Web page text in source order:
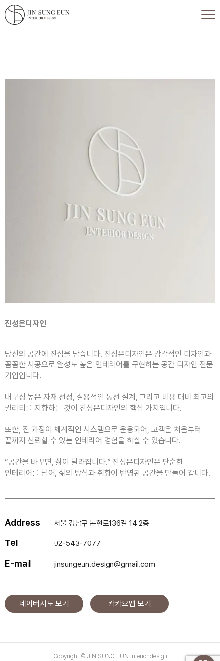
진성은디자인
당신의 공간에 진심을 담습니다. 진성은디자인은 감각적인 디자인과
꼼꼼한 시공으로 완성도 높은 인테리어를 구현하는 공간 디자인 전문
기업입니다.
내구성 높은 자재 선정, 실용적인 동선 설계, 그리고 비용 대비 최고의
퀄리티를 지향하는 것이 진성은디자인의 핵심 가치입니다.
또한, 전 과정이 체계적인 시스템으로 운용되어, 고객은 처음부터
끝까지 신뢰할 수 있는 인테리어 경험을 하실 수 있습니다.
“공간을 바꾸면, 삶이 달라집니다.” 진성은디자인은 단순한
인테리어를 넘어, 삶의 방식과 취향이 반영된 공간을 만들어 갑니다.
Address 서울 강남구 논현로136길 14 2층
Tel 02-543-7077
E-mail jinsungeun.design@gmail.com
네이버지도 보기 카카오맵 보기
Copyright © JIN SUNG EUN Interior design